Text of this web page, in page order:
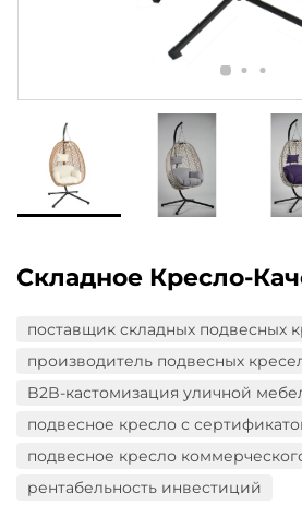
Складное Кресло-
поставщик складных подвесных
производитель подвесных
B2B-кастомизация уличной
подвесное кресло с
подвесное кресло
рентабельность инвестиций